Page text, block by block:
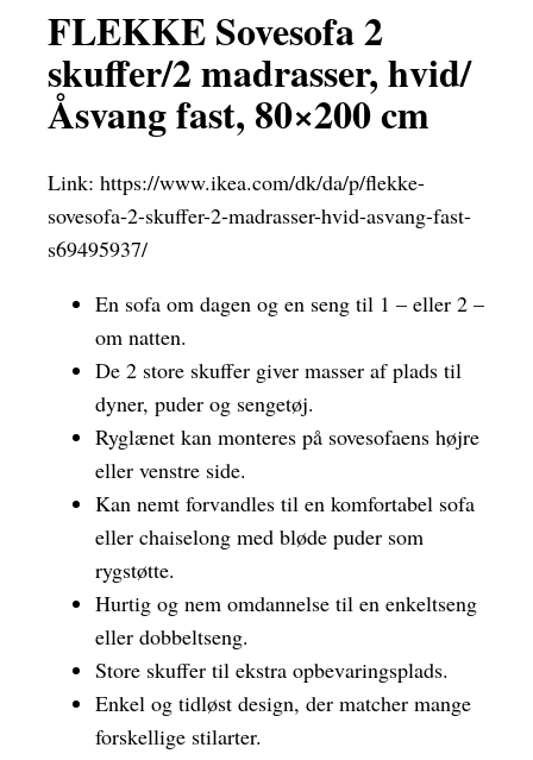
FLEKKE Sovesofa 2
skuffer/2 madrasser, hvid/
Åsvang fast, 80×200 cm
Link: https://www.ikea.com/dk/da/p/flekke-
sovesofa-2-skuffer-2-madrasser-hvid-asvang-fast-
s69495937/
En sofa om dagen og en seng til 1 – eller 2 –
om natten.
De 2 store skuffer giver masser af plads til
dyner, puder og sengetøj.
Ryglænet kan monteres på sovesofaens højre
eller venstre side.
Kan nemt forvandles til en komfortabel sofa
eller chaiselong med bløde puder som
rygstøtte.
Hurtig og nem omdannelse til en enkeltseng
eller dobbeltseng.
Store skuffer til ekstra opbevaringsplads.
Enkel og tidløst design, der matcher mange
forskellige stilarter.